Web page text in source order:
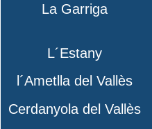
La Garriga
L´Estany
l´Ametlla del Vallès
Cerdanyola del Vallès